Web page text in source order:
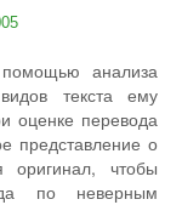
анализа
текста ему
оценке перевода
представление о
оригинал, чтобы
по неверным